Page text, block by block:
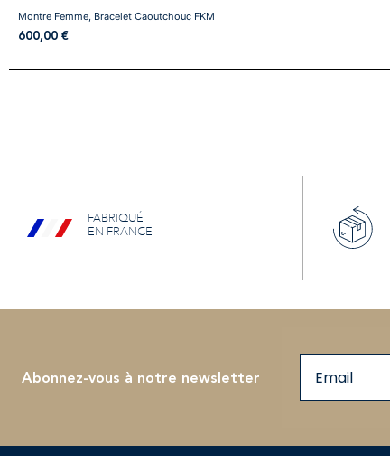
600,00 €
Montre Femme, Bracelet Caoutchouc FKM
FABRIQUÉ
EN FRANCE
Abonnez-vous à notre newsletter